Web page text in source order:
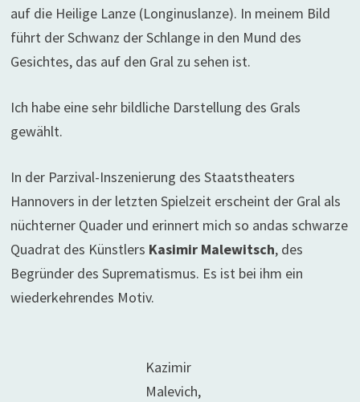
auf die Heilige Lanze (Longinuslanze). In meinem Bild
führt der Schwanz der Schlange in den Mund des
Gesichtes, das auf den Gral zu sehen ist.
Ich habe eine sehr bildliche Darstellung des Grals
gewählt.
In der Parzival-Inszenierung des Staatstheaters
Hannovers in der letzten Spielzeit erscheint der Gral als
nüchterner Quader und erinnert mich so andas schwarze
Quadrat des Künstlers Kasimir Malewitsch, des
Begründer des Suprematismus. Es ist bei ihm ein
wiederkehrendes Motiv.
Kazimir
Malevich,